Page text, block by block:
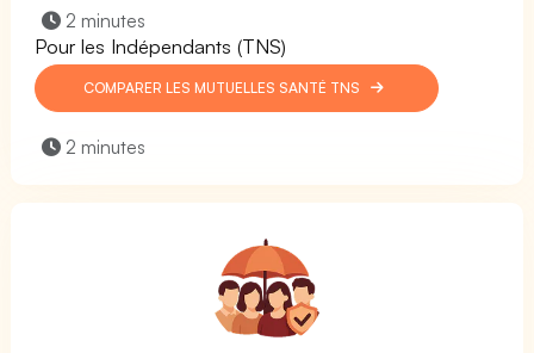
2 minutes
Pour les Indépendants (TNS)
COMPARER LES MUTUELLES SANTÉ TNS
2 minutes